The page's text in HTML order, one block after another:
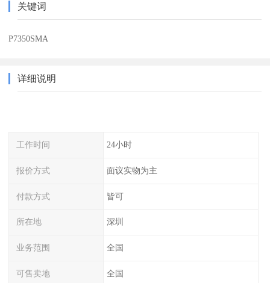
关键词
P7350SMA
详细说明
工作时间 24小时
报价方式 面议实物为主
付款方式 皆可
所在地 深圳
业务范围 全国
可售卖地 全国